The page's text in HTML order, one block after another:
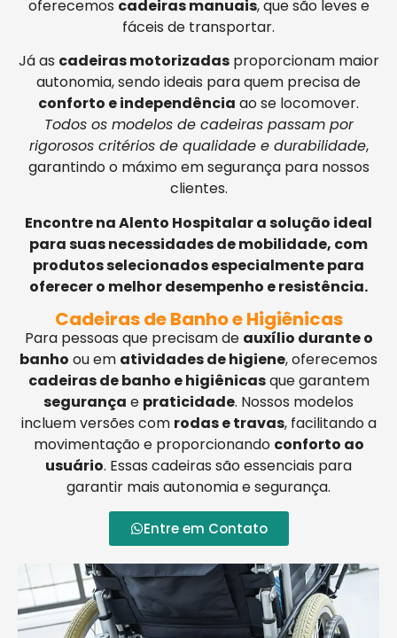
oferecemos cadeiras manuais, que são leves e
fáceis de transportar.
Já as cadeiras motorizadasproporcionam maior
autonomia, sendo ideais para quem precisa de
conforto e independência ao se locomover.
Todos os modelos de cadeiras passam por
rigorosos critérios de qualidade e durabilidade,
garantindo o máximo em segurança para nossos
clientes.
Encontre na Alento Hospitalar a solução ideal
para suas necessidades de mobilidade, com
produtos selecionados especialmente para
oferecer o melhor desempenho e resistência.
Cadeiras de Banho e Higiênicas
Para pessoas que precisam de auxílio durante o
banho ou em atividades de higiene, oferecemos
cadeiras de banho e higiênicasque garantem
segurança e praticidade. Nossos modelos
incluem versões com rodas e travas, facilitando a
movimentação e proporcionando conforto ao
usuário. Essas cadeiras são essenciais para
garantir mais autonomia e segurança.
Entre em Contato